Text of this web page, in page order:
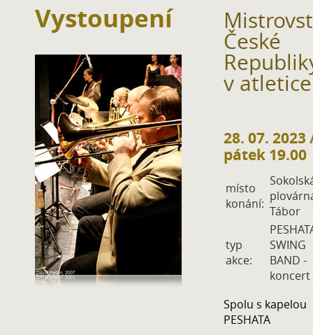
Vystoupení
České
v atletice
28. 07. 2023
pátek 19.00
místo
konání: Tábor
typ
akce:
SWING
BAND -
koncert
Spolu s kapelou
PESHATA